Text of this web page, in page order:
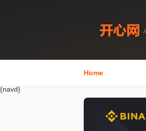
Home
{navd}